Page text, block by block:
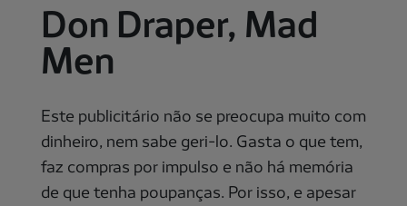
Don Draper, Mad
Men
Este publicitário não se preocupa muito com
dinheiro, nem sabe geri-lo. Gasta o que tem,
faz compras por impulso e não há memória
de que tenha poupanças. Por isso, e apesar